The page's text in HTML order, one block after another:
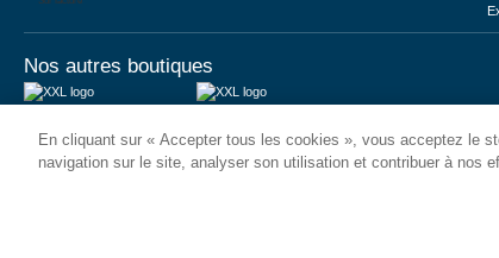
Nos autres boutiques
Königsborner Straße 26a
39175 Biederitz | Deutschland
Vrijheidweg 34
1521RR Wormerveer | Nederland
En cliquant sur « Accepter tous les cookies », vous acceptez le
navigation sur le site, analyser son utilisation et contribuer à nos